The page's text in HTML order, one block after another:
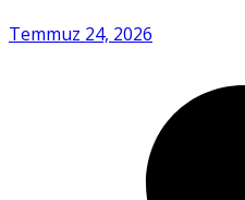
Temmuz 24, 2026